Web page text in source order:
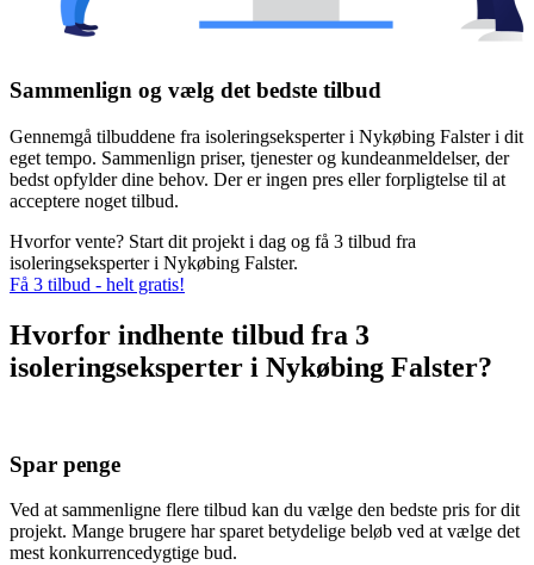
Sammenlign og vælg det bedste tilbud
Gennemgå tilbuddene fra isoleringseksperter i Nykøbing Falster i dit
eget tempo. Sammenlign priser, tjenester og kundeanmeldelser, der
bedst opfylder dine behov. Der er ingen pres eller forpligtelse til at
acceptere noget tilbud.
Hvorfor vente? Start dit projekt i dag og få 3 tilbud fra
isoleringseksperter i Nykøbing Falster.
Få 3 tilbud - helt gratis!
Hvorfor indhente tilbud fra 3
isoleringseksperter i Nykøbing Falster?
Spar penge
Ved at sammenligne flere tilbud kan du vælge den bedste pris for dit
projekt. Mange brugere har sparet betydelige beløb ved at vælge det
mest konkurrencedygtige bud.